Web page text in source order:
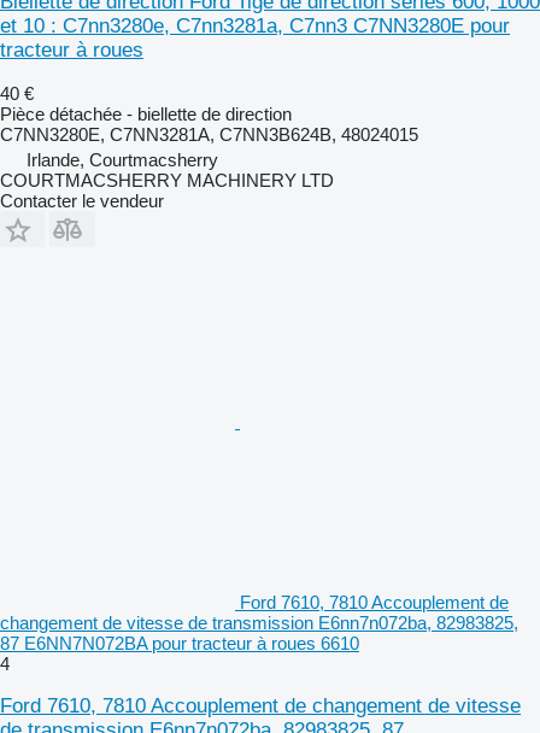
et 10 : C7nn3280e, C7nn3281a, C7nn3 C7NN3280E pour
tracteur à roues
40 €
Pièce détachée - biellette de direction
C7NN3280E, C7NN3281A, C7NN3B624B, 48024015
Irlande, Courtmacsherry
COURTMACSHERRY MACHINERY LTD
Contacter le vendeur
Ford 7610, 7810 Accouplement de
changement de vitesse de transmission E6nn7n072ba, 82983825,
87 E6NN7N072BA pour tracteur à roues 6610
4
Ford 7610, 7810 Accouplement de changement de vitesse